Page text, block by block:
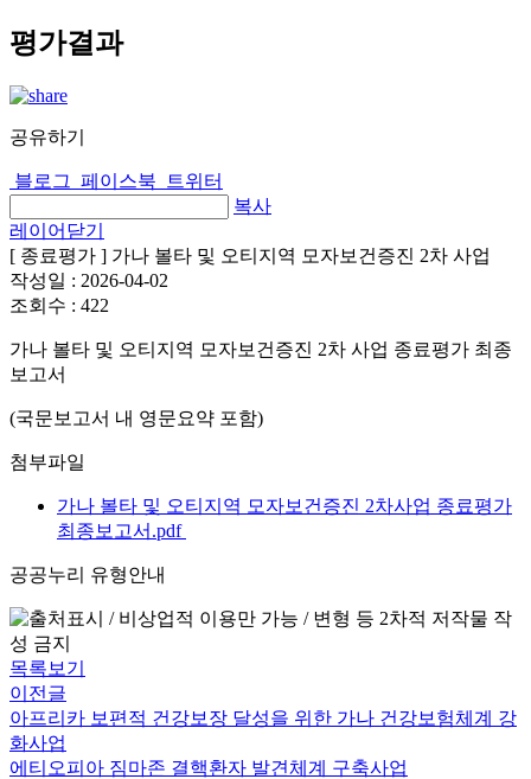
평가결과
공유하기
블로그 페이스북
트위터
복사
레이어닫기
[ 종료평가 ] 가나 볼타 및 오티지역 모자보건증진 2차 사업
작성일 : 2026-04-02
조회수 : 422
가나 볼타 및 오티지역 모자보건증진 2차 사업 종료평가 최종
보고서
(국문보고서 내 영문요약 포함)
첨부파일
가나 볼타 및 오티지역 모자보건증진 2차사업 종료평가
최종보고서.pdf
공공누리 유형안내
목록보기
이전글
아프리카 보편적 건강보장 달성을 위한 가나 건강보험체계 강
화사업
에티오피아 짐마존 결핵환자 발견체계 구축사업